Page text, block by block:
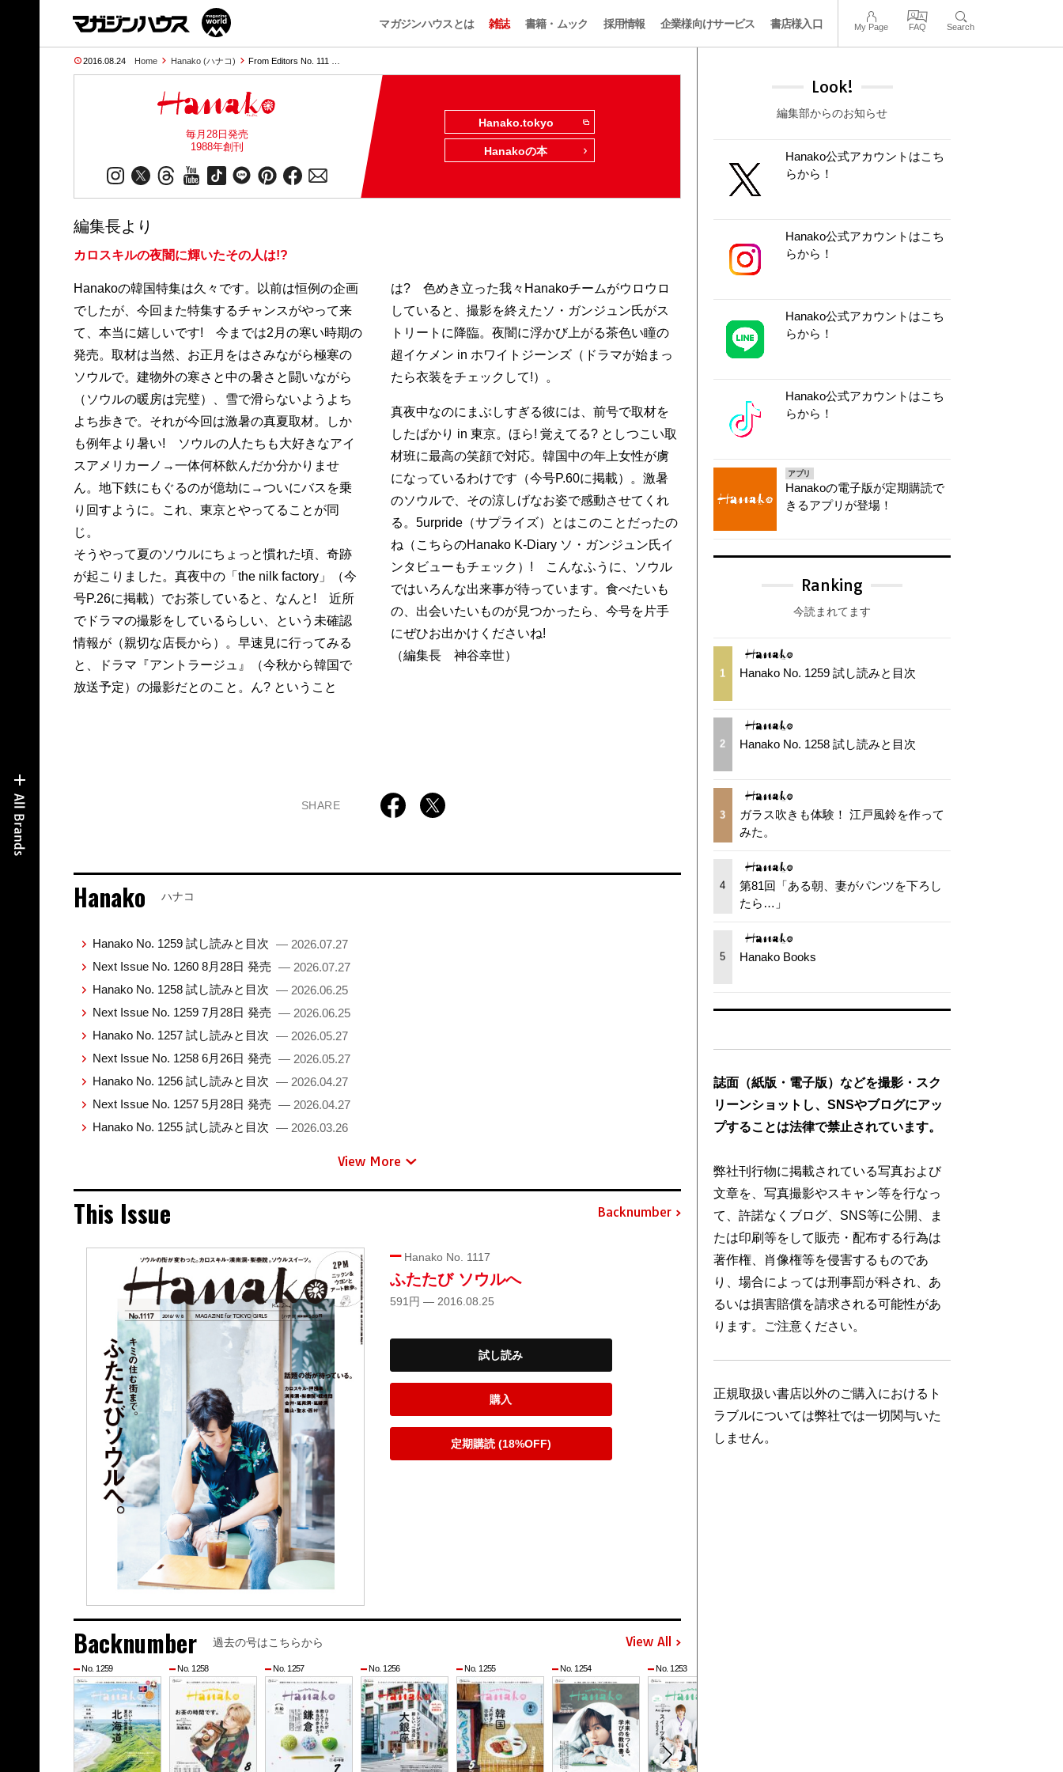
マガジンハウスとは 雑誌 書籍・ムック 採用情報 企業様向けサービス 書店様入口 My Page FAQ Search
2016.08.24 Home Hanako (ハナコ) From Editors No. 111 …
毎月28日発売
1988年創刊
Hanako.tokyo
Hanakoの本
編集長より
カロスキルの夜闇に輝いたその人は!?
Hanakoの韓国特集は久々です。以前は恒例の企画
でしたが、今回また特集するチャンスがやって来
て、本当に嬉しいです! 今までは2月の寒い時期の
発売。取材は当然、お正月をはさみながら極寒の
ソウルで。建物外の寒さと中の暑さと闘いながら
（ソウルの暖房は完璧）、雪で滑らないようよち
よち歩きで。それが今回は激暑の真夏取材。しか
も例年より暑い! ソウルの人たちも大好きなアイ
スアメリカーノ→一体何杯飲んだか分かりませ
ん。地下鉄にもぐるのが億劫に→ついにバスを乗
り回すように。これ、東京とやってることが同
じ。
そうやって夏のソウルにちょっと慣れた頃、奇跡
が起こりました。真夜中の「the nilk factory」（今
号P.26に掲載）でお茶していると、なんと! 近所
でドラマの撮影をしているらしい、という未確認
情報が（親切な店長から）。早速見に行ってみる
と、ドラマ『アントラージュ』（今秋から韓国で
放送予定）の撮影だとのこと。ん? ということ
は? 色めき立った我々Hanakoチームがウロウロ
していると、撮影を終えたソ・ガンジュン氏がス
トリートに降臨。夜闇に浮かび上がる茶色い瞳の
超イケメン in ホワイトジーンズ（ドラマが始まっ
たら衣装をチェックして!）。
真夜中なのにまぶしすぎる彼には、前号で取材を
したばかり in 東京。ほら! 覚えてる? としつこい取
材班に最高の笑顔で対応。韓国中の年上女性が虜
になっているわけです（今号P.60に掲載）。激暑
のソウルで、その涼しげなお姿で感動させてくれ
る。5urpride（サプライズ）とはこのことだったの
ね（こちらのHanako K-Diary ソ・ガンジュン氏イ
ンタビュー もチェック）! こんなふうに、ソウル
ではいろんな出来事が待っています。食べたいも
の、出会いたいものが見つかったら、今号を片手
にぜひお出かけくださいね!
（編集長 神谷幸世）
SHARE
Hanako ハナコ
Hanako No. 1259 試し読みと目次 — 2026.07.27
Next Issue No. 1260 8月28日 発売 — 2026.07.27
Hanako No. 1258 試し読みと目次 — 2026.06.25
Next Issue No. 1259 7月28日 発売 — 2026.06.25
Hanako No. 1257 試し読みと目次 — 2026.05.27
Next Issue No. 1258 6月26日 発売 — 2026.05.27
Hanako No. 1256 試し読みと目次 — 2026.04.27
Next Issue No. 1257 5月28日 発売 — 2026.04.27
Hanako No. 1255 試し読みと目次 — 2026.03.26
View More
This Issue Backnumber
Hanako No. 1117
ふたたび ソウルへ
591円 — 2016.08.25
試し読み
購入
定期購読 (18%OFF)
Backnumber 過去の号はこちらから View All
No. 1259 No. 1258 No. 1257 No. 1256 No. 1255 No. 1254 No. 1253
Look!
編集部からのお知らせ
Hanako公式アカウントはこち
らから！
Hanako公式アカウントはこち
らから！
Hanako公式アカウントはこち
らから！
Hanako公式アカウントはこち
らから！
アプリ
Hanakoの電子版が定期購読で
きるアプリが登場！
Ranking
今読まれてます
1 Hanako No. 1259 試し読みと目次
2 Hanako No. 1258 試し読みと目次
3
ガラス吹きも体験！ 江戸風鈴を作って
みた。
4
第81回「ある朝、妻がパンツを下ろし
たら…」
5 Hanako Books
誌面（紙版・電子版）などを撮影・スク
リーンショットし、SNSやブログにアッ
プすることは法律で禁止されています。
弊社刊行物に掲載されている写真および
文章を、写真撮影やスキャン等を行なっ
て、許諾なくブログ、SNS等に公開、ま
たは印刷等をして販売・配布する行為は
著作権、肖像権等を侵害するものであ
り、場合によっては刑事罰が科され、あ
るいは損害賠償を請求される可能性があ
ります。ご注意ください。
正規取扱い書店以外のご購入におけるト
ラブルについては弊社では一切関与いた
しません。